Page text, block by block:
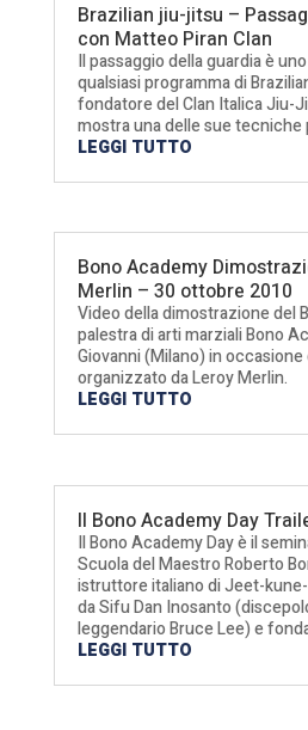
Brazilian jiu-jitsu –
con Matteo Piran Clan
Il passaggio della guardia è
qualsiasi programma di
fondatore del Clan Italica Jiu-
mostra una delle sue
LEGGI TUTTO
Bono Academy
Merlin – 30 ottobre 2010
Video della dimostrazione del
palestra di arti marziali Bono
Giovanni (Milano) in
organizzato da Leroy Merlin.
LEGGI TUTTO
Il Bono Academy Day
Il Bono Academy Day è il
Scuola del Maestro Roberto
istruttore italiano di Jeet-
da Sifu Dan Inosanto
leggendario Bruce Lee) e
LEGGI TUTTO